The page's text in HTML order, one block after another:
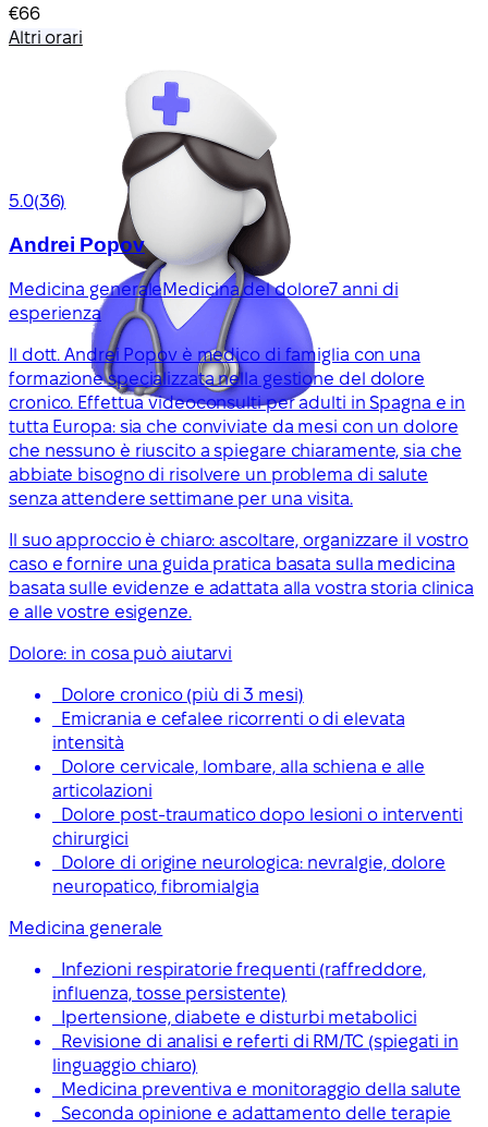
€66
Altri orari
5.0(36)
Andrei Popov
Medicina generaleMedicina del dolore7 anni di
esperienza
Il dott. Andrei Popov è medico di famiglia con una
formazione specializzata nella gestione del dolore
cronico. Effettua videoconsulti per adulti in Spagna e in
tutta Europa: sia che conviviate da mesi con un dolore
che nessuno è riuscito a spiegare chiaramente, sia che
abbiate bisogno di risolvere un problema di salute
senza attendere settimane per una visita.
Il suo approccio è chiaro: ascoltare, organizzare il vostro
caso e fornire una guida pratica basata sulla medicina
basata sulle evidenze e adattata alla vostra storia clinica
e alle vostre esigenze.
Dolore: in cosa può aiutarvi
Dolore cronico (più di 3 mesi)
Emicrania e cefalee ricorrenti o di elevata
intensità
Dolore cervicale, lombare, alla schiena e alle
articolazioni
Dolore post-traumatico dopo lesioni o interventi
chirurgici
Dolore di origine neurologica: nevralgie, dolore
neuropatico, fibromialgia
Medicina generale
Infezioni respiratorie frequenti (raffreddore,
influenza, tosse persistente)
Ipertensione, diabete e disturbi metabolici
Revisione di analisi e referti di RM/TC (spiegati in
linguaggio chiaro)
Medicina preventiva e monitoraggio della salute
Seconda opinione e adattamento delle terapie